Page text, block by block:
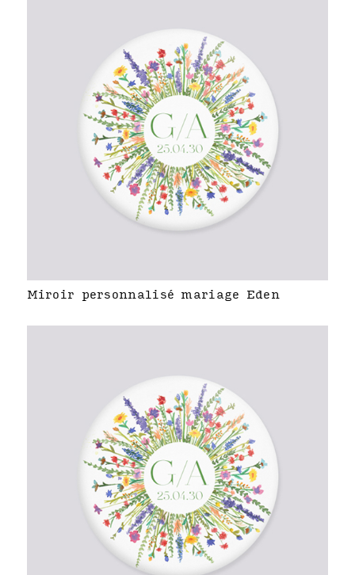
Miroir personnalisé mariage Eden